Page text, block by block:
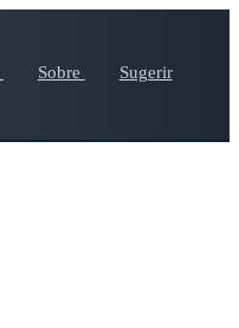
Sobre
Sugerir